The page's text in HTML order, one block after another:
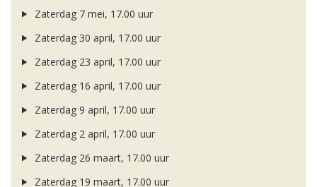
Zaterdag 7 mei, 17.00 uur
Zaterdag 30 april, 17.00 uur
Zaterdag 23 april, 17.00 uur
Zaterdag 16 april, 17.00 uur
Zaterdag 9 april, 17.00 uur
Zaterdag 2 april, 17.00 uur
Zaterdag 26 maart, 17.00 uur
Zaterdag 19 maart, 17.00 uur